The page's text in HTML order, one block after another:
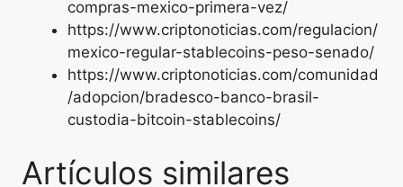
compras-mexico-primera-vez/
https://www.criptonoticias.com/regulacion/
mexico-regular-stablecoins-peso-senado/
https://www.criptonoticias.com/comunidad
/adopcion/bradesco-banco-brasil-
custodia-bitcoin-stablecoins/
Artículos similares